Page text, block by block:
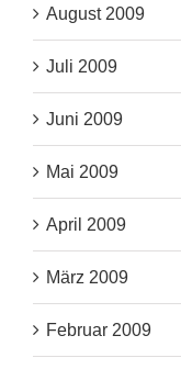
August 2009
Juli 2009
Juni 2009
Mai 2009
April 2009
März 2009
Februar 2009